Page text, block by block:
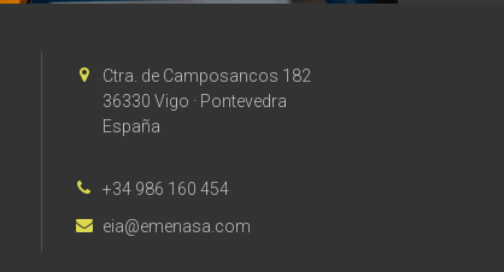
Ctra. de Camposancos 182
36330 Vigo · Pontevedra
España
+34 986 160 454
eia@emenasa.com